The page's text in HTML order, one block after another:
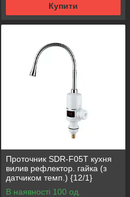
Купити
Проточник SDR-F05T кухня
вилив рефлектор. гайка (з
датчиком темп.) {12/1}
В наявності 100 од.